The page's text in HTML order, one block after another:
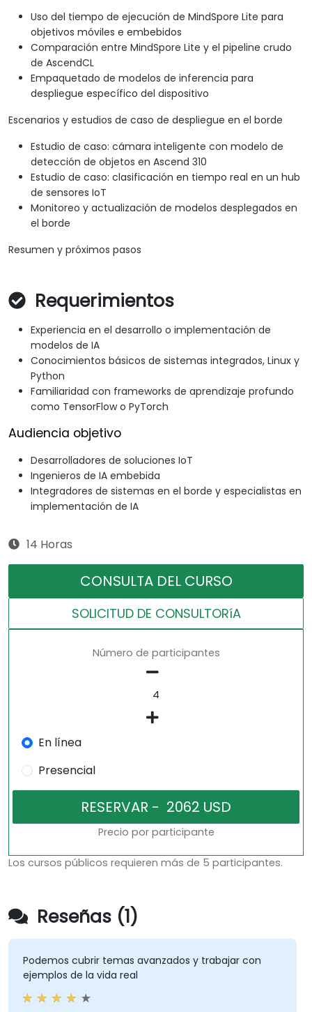
Uso del tiempo de ejecución de MindSpore Lite para
objetivos móviles e embebidos
Comparación entre MindSpore Lite y el pipeline crudo
de AscendCL
Empaquetado de modelos de inferencia para
despliegue específico del dispositivo
Escenarios y estudios de caso de despliegue en el borde
Estudio de caso: cámara inteligente con modelo de
detección de objetos en Ascend 310
Estudio de caso: clasificación en tiempo real en un hub
de sensores IoT
Monitoreo y actualización de modelos desplegados en
el borde
Resumen y próximos pasos
Requerimientos
Experiencia en el desarrollo o implementación de
modelos de IA
Conocimientos básicos de sistemas integrados, Linux y
Python
Familiaridad con frameworks de aprendizaje profundo
como TensorFlow o PyTorch
Audiencia objetivo
Desarrolladores de soluciones IoT
Ingenieros de IA embebida
Integradores de sistemas en el borde y especialistas en
implementación de IA
14 Horas
CONSULTA DEL CURSO
SOLICITUD DE CONSULTORíA
Número de participantes
En línea
Presencial
Precio por participante
Los cursos públicos requieren más de 5 participantes.
Reseñas (1)
Podemos cubrir temas avanzados y trabajar con
ejemplos de la vida real